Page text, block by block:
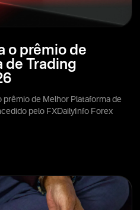
o prêmio de
de Trading
prêmio de Melhor Plataforma de
pelo FXDailyInfo Forex